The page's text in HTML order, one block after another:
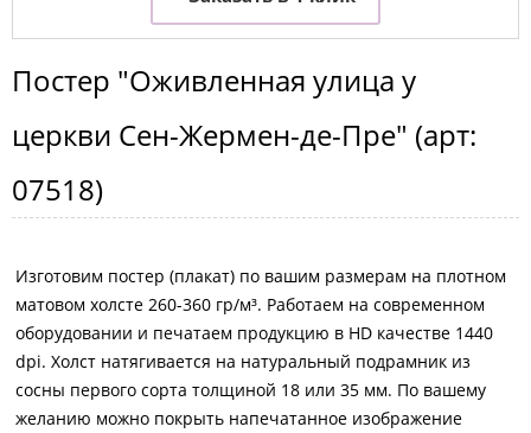
Постер "Оживленная улица у
церкви Сен-Жермен-де-Пре" (арт:
07518)
Изготовим постер (плакат) по вашим размерам на плотном
матовом холсте 260-360 гр/м³. Работаем на современном
оборудовании и печатаем продукцию в HD качестве 1440
dpi. Холст натягивается на натуральный подрамник из
сосны первого сорта толщиной 18 или 35 мм. По вашему
желанию можно покрыть напечатанное изображение